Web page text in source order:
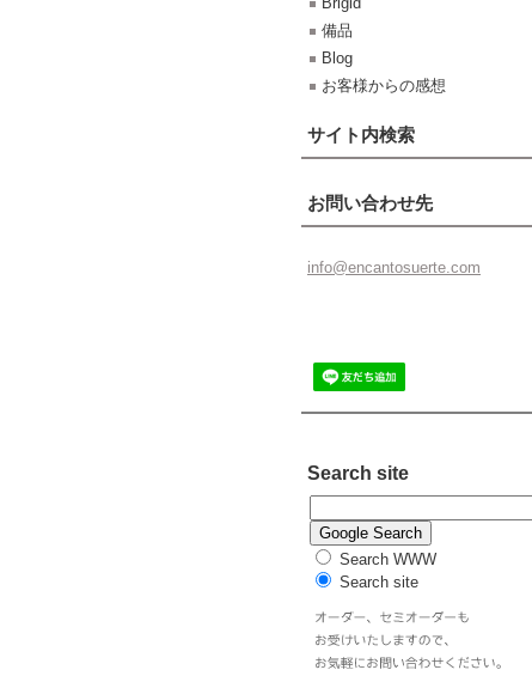
備品
Blog
お客様からの感想
サイト内検索
お問い合わせ先
info@encantosuerte.com
Search site
Search WWW
Search site